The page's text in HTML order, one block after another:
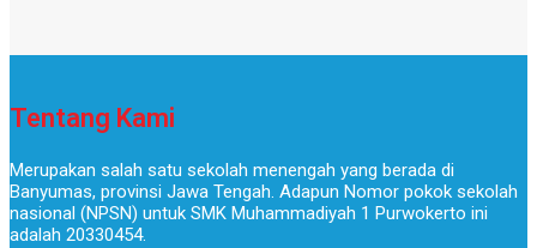
Tentang Kami
Merupakan salah satu sekolah menengah yang berada di
Banyumas, provinsi Jawa Tengah. Adapun Nomor pokok sekolah
nasional (NPSN) untuk SMK Muhammadiyah 1 Purwokerto ini
adalah 20330454.